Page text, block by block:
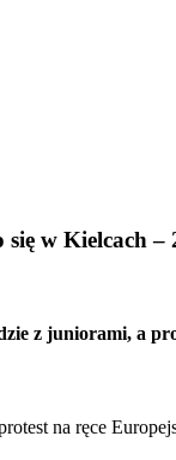
się w Kielcach
z juniorami, a
na ręce